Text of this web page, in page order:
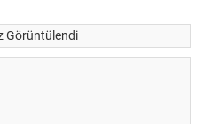
Görüntülendi